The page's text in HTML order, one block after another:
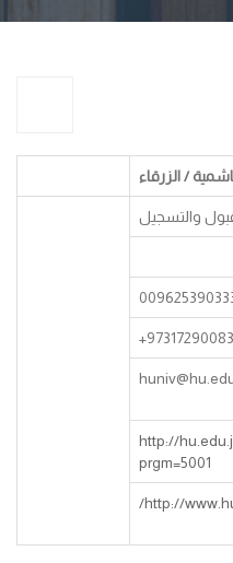
/ الزرقاء
والتسجيل
97317290083+
http://
prgm=5001
http://